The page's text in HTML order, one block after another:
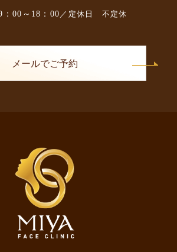
：00～18：00 ／定休日 不定休
メールでご予約